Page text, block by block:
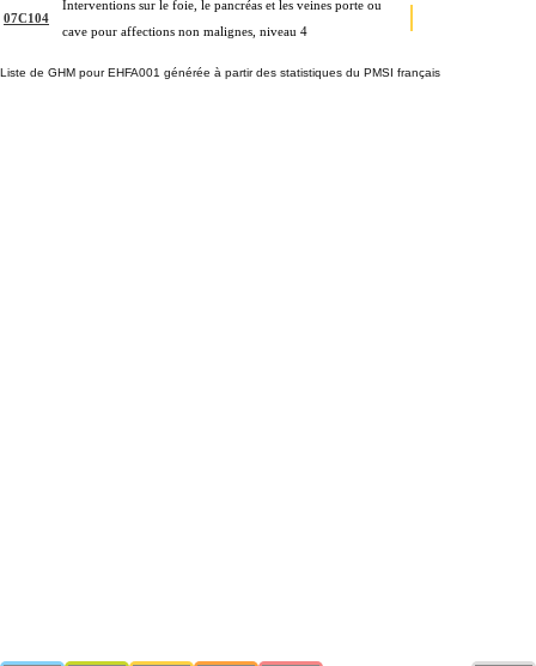
07C104
Interventions sur le foie, le pancréas et les veines porte ou
cave pour affections non malignes, niveau 4
Liste de GHM pour EHFA001 générée à partir des statistiques du PMSI français